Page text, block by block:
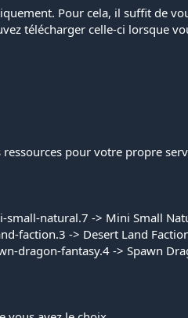
Pour cela, il suffit de
télécharger celle-ci lorsque
pour votre propre
small-natural.7 -> Mini Small
faction.3 -> Desert Land
dragon-fantasy.4 -> Spawn